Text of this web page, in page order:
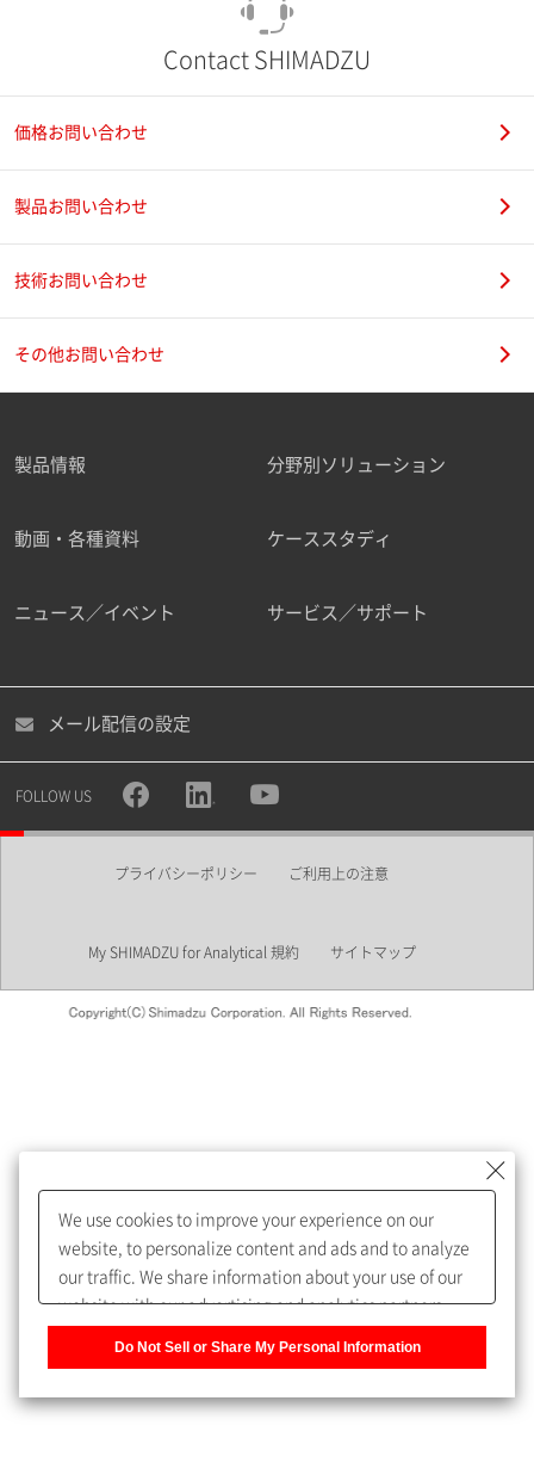
ご勤務先
職種
所属部署
めします。
My SHIMADZU for Analyticalへ登録いただくと、技術情報や
取扱説明書・Webinarなどの閲覧ができます。
うになります。
Contact SHIMADZU
価格お問い合わせ
製品お問い合わせ
技術お問い合わせ
その他お問い合わせ
製品情報 分野別ソリューション
動画・各種資料 ケーススタディ
ニュース／イベント サービス／サポート
メール配信の設定
FOLLOW US
プライバシーポリシー ご利用上の注意
My SHIMADZU for Analytical 規約 サイトマップ
We use cookies to improve your experience on our
website, to personalize content and ads and to analyze
our traffic. We share information about your use of our
website with our advertising and analytics partners,
Do Not Sell or Share My Personal Information